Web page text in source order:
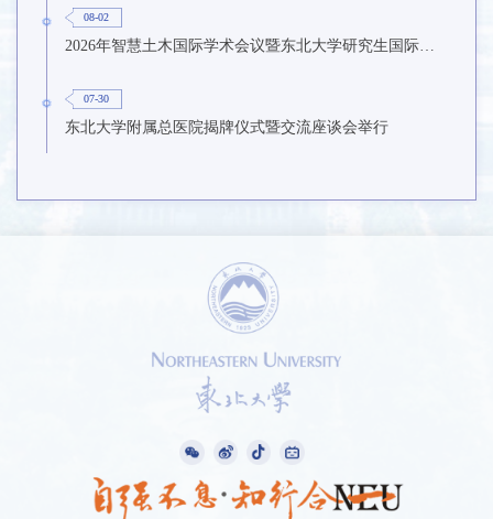
08-02
2026年智慧土木国际学术会议暨东北大学研究生国际暑期学校第九期在东北大学召开
07-30
东北大学附属总医院揭牌仪式暨交流座谈会举行